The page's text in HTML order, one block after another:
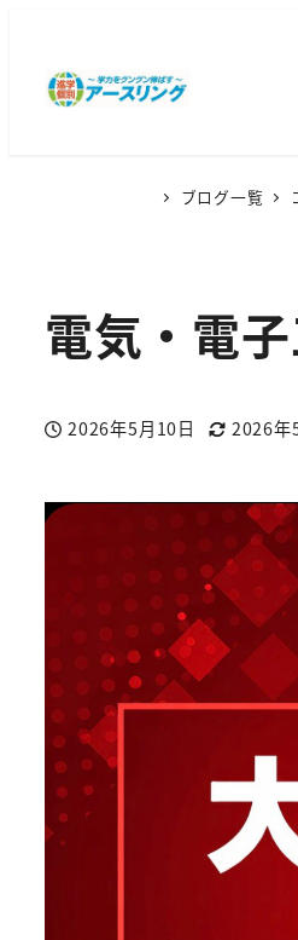
ブログ一覧
電気・電
投稿日
2026年5月10日
更新日
2026年